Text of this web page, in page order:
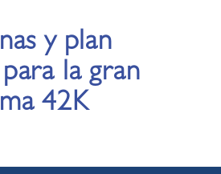
y plan
la gran
42K